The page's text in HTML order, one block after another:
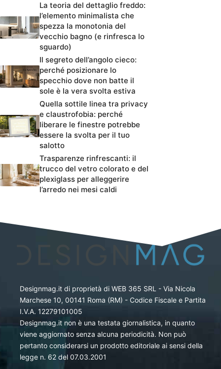
La teoria del dettaglio freddo:
l’elemento minimalista che
spezza la monotonia del
vecchio bagno (e rinfresca lo
sguardo)
Il segreto dell’angolo cieco:
perché posizionare lo
specchio dove non batte il
sole è la vera svolta estiva
Quella sottile linea tra privacy
e claustrofobia: perché
liberare le finestre potrebbe
essere la svolta per il tuo
salotto
Trasparenze rinfrescanti: il
trucco del vetro colorato e del
plexiglass per alleggerire
l’arredo nei mesi caldi
Designmag.it di proprietà di WEB 365 SRL - Via Nicola
Marchese 10, 00141 Roma (RM) - Codice Fiscale e Partita
I.V.A. 12279101005
Designmag.it non è una testata giornalistica, in quanto
viene aggiornato senza alcuna periodicità. Non può
pertanto considerarsi un prodotto editoriale ai sensi della
legge n. 62 del 07.03.2001